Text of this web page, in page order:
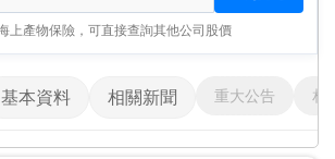
上產物保險，可直接查詢其他公司股價
基本資料 相關新聞 重大公告 相